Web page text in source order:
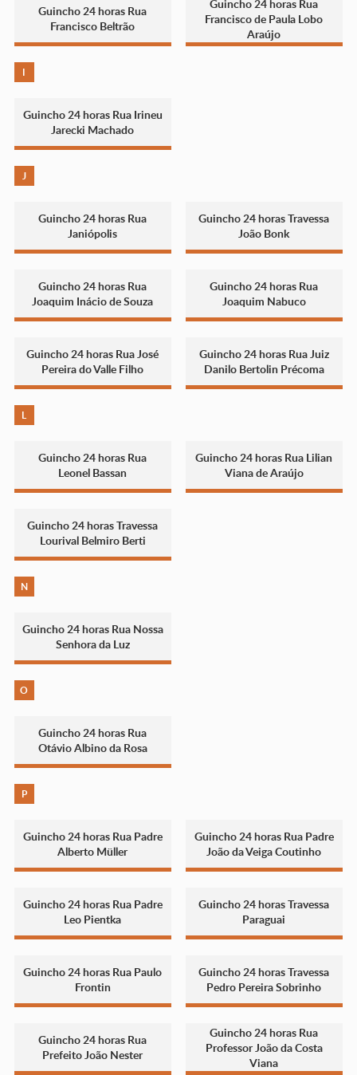
Guincho 24 horas Rua
Francisco Beltrão
Guincho 24 horas Rua
Francisco de Paula Lobo
Araújo
I
Guincho 24 horas Rua Irineu
Jarecki Machado
J
Guincho 24 horas Rua
Janiópolis
Guincho 24 horas Travessa
João Bonk
Guincho 24 horas Rua
Joaquim Inácio de Souza
Guincho 24 horas Rua
Joaquim Nabuco
Guincho 24 horas Rua José
Pereira do Valle Filho
Guincho 24 horas Rua Juiz
Danilo Bertolin Précoma
L
Guincho 24 horas Rua
Leonel Bassan
Guincho 24 horas Rua Lilian
Viana de Araújo
Guincho 24 horas Travessa
Lourival Belmiro Berti
N
Guincho 24 horas Rua Nossa
Senhora da Luz
O
Guincho 24 horas Rua
Otávio Albino da Rosa
P
Guincho 24 horas Rua Padre
Alberto Müller
Guincho 24 horas Rua Padre
João da Veiga Coutinho
Guincho 24 horas Rua Padre
Leo Pientka
Guincho 24 horas Travessa
Paraguai
Guincho 24 horas Rua Paulo
Frontin
Guincho 24 horas Travessa
Pedro Pereira Sobrinho
Guincho 24 horas Rua
Prefeito João Nester
Guincho 24 horas Rua
Professor João da Costa
Viana